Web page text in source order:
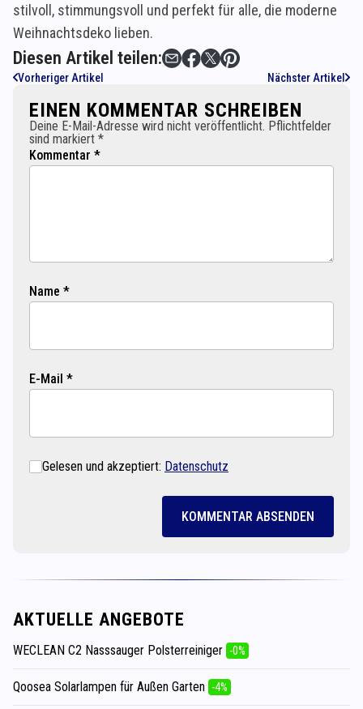
stilvoll, stimmungsvoll und perfekt für alle, die moderne
Weihnachtsdeko lieben.
Diesen Artikel teilen:
Vorheriger Artikel Nächster Artikel
EINEN KOMMENTAR SCHREIBEN
Deine E-Mail-Adresse wird nicht veröffentlicht. Pflichtfelder
sind markiert *
Kommentar *
Name *
E-Mail *
Gelesen und akzeptiert: Datenschutz
KOMMENTAR ABSENDEN
AKTUELLE ANGEBOTE
WECLEAN C2 Nasssauger Polsterreiniger -0%
Qoosea Solarlampen für Außen Garten -4%